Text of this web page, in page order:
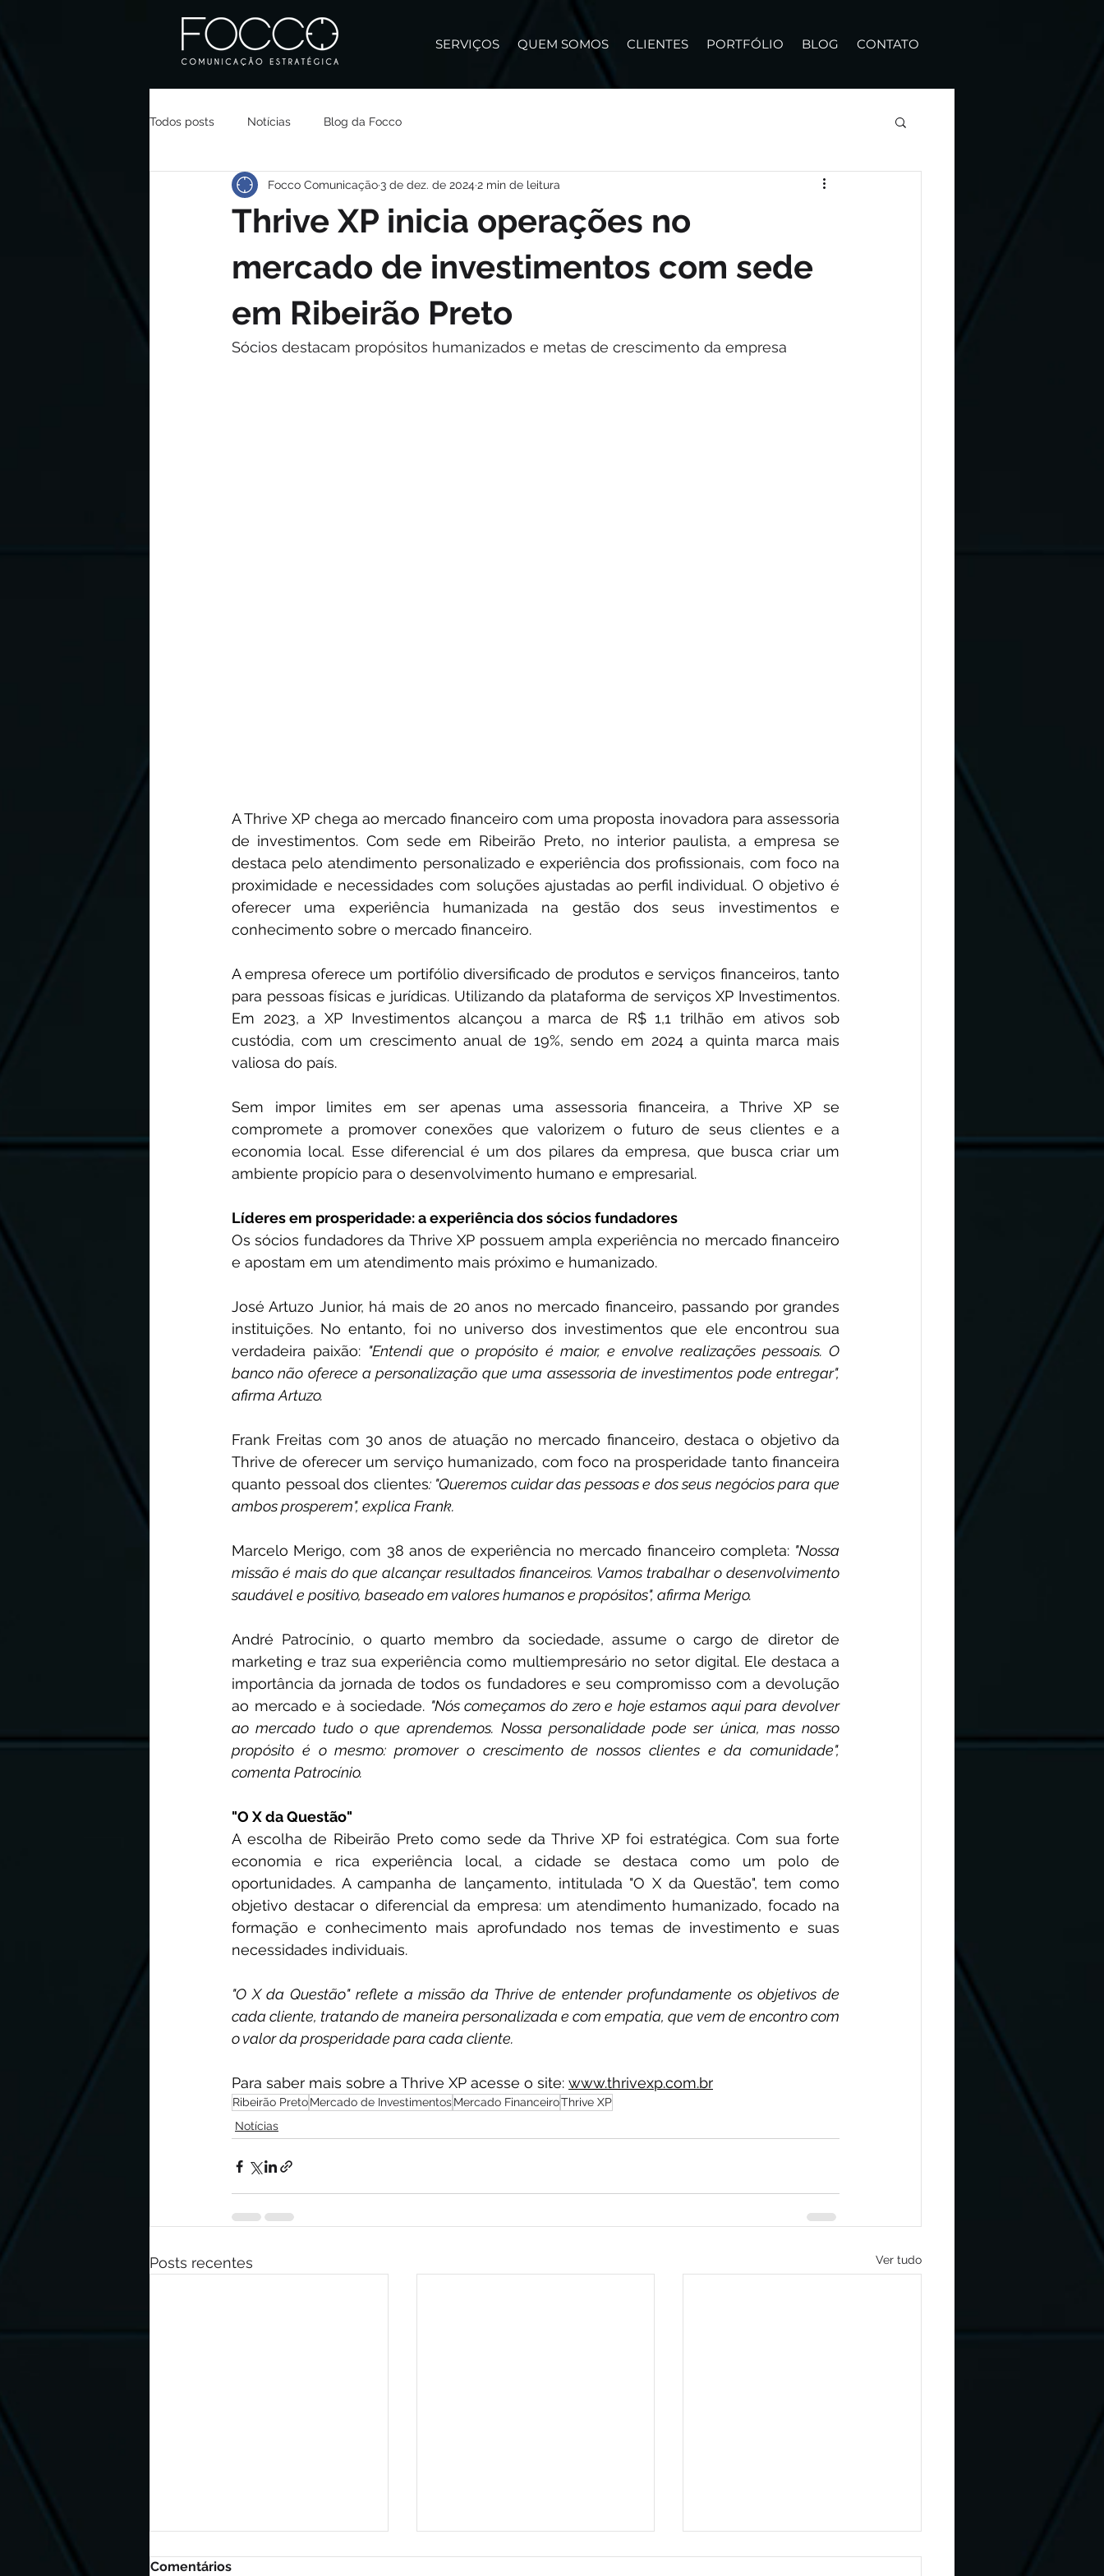
SERVIÇOS QUEM SOMOS CLIENTES PORTFÓLIO BLOG CONTATO
Todos posts Notícias Blog da Focco
Thrive XP inicia operações no
mercado de investimentos com sede
em Ribeirão Preto
Focco Comunicação3 de dez. de 2024 2 min de leitura
Sócios destacam propósitos humanizados e metas de crescimento da empresa
A Thrive XP chega ao mercado financeiro com uma proposta inovadora para assessoria
de investimentos. Com sede em Ribeirão Preto, no interior paulista, a empresa se
destaca pelo atendimento personalizado e experiência dos profissionais, com foco na
proximidade e necessidades com soluções ajustadas ao perfil individual. O objetivo é
oferecer uma experiência humanizada na gestão dos seus investimentos e
conhecimento sobre o mercado financeiro.
A empresa oferece um portifólio diversificado de produtos e serviços financeiros, tanto
para pessoas físicas e jurídicas. Utilizando da plataforma de serviços XP Investimentos.
Em 2023, a XP Investimentos alcançou a marca de R$ 1,1 trilhão em ativos sob
custódia, com um crescimento anual de 19%, sendo em 2024 a quinta marca mais
valiosa do país.
Sem impor limites em ser apenas uma assessoria financeira, a Thrive XP se
compromete a promover conexões que valorizem o futuro de seus clientes e a
economia local. Esse diferencial é um dos pilares da empresa, que busca criar um
ambiente propício para o desenvolvimento humano e empresarial.
Líderes em prosperidade: a experiência dos sócios fundadores
Os sócios fundadores da Thrive XP possuem ampla experiência no mercado financeiro
e apostam em um atendimento mais próximo e humanizado.
José Artuzo Junior, há mais de 20 anos no mercado financeiro, passando por grandes
instituições. No entanto, foi no universo dos investimentos que ele encontrou sua
verdadeira paixão: "Entendi que o propósito é maior, e envolve realizações pessoais. O
banco não oferece a personalização que uma assessoria de investimentos pode entregar",
afirma Artuzo.
Frank Freitas com 30 anos de atuação no mercado financeiro, destaca o objetivo da
Thrive de oferecer um serviço humanizado, com foco na prosperidade tanto financeira
quanto pessoal dos clientes: "Queremos cuidar das pessoas e dos seus negócios para que
ambos prosperem", explica Frank.
Marcelo Merigo, com 38 anos de experiência no mercado financeiro completa: "Nossa
missão é mais do que alcançar resultados financeiros. Vamos trabalhar o desenvolvimento
saudável e positivo, baseado em valores humanos e propósitos", afirma Merigo.
André Patrocínio, o quarto membro da sociedade, assume o cargo de diretor de
marketing e traz sua experiência como multiempresário no setor digital. Ele destaca a
importância da jornada de todos os fundadores e seu compromisso com a devolução
ao mercado e à sociedade. "Nós começamos do zero e hoje estamos aqui para devolver
ao mercado tudo o que aprendemos. Nossa personalidade pode ser única, mas nosso
propósito é o mesmo: promover o crescimento de nossos clientes e da comunidade",
comenta Patrocínio.
"O X da Questão"
A escolha de Ribeirão Preto como sede da Thrive XP foi estratégica. Com sua forte
economia e rica experiência local, a cidade se destaca como um polo de
oportunidades. A campanha de lançamento, intitulada "O X da Questão", tem como
objetivo destacar o diferencial da empresa: um atendimento humanizado, focado na
formação e conhecimento mais aprofundado nos temas de investimento e suas
necessidades individuais.
"O X da Questão" reflete a missão da Thrive de entender profundamente os objetivos de
cada cliente, tratando de maneira personalizada e com empatia, que vem de encontro com
o valor da prosperidade para cada cliente.
Para saber mais sobre a Thrive XP acesse o site: www.thrivexp.com.br
Ribeirão PretoMercado de InvestimentosMercado FinanceiroThrive XP
Notícias
Posts recentes Ver tudo
Comentários